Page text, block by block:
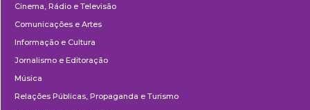
Cinema, Rádio e Televisão
Comunicações e Artes
Informação e Cultura
Jornalismo e Editoração
Música
Relações Públicas, Propaganda e Turismo